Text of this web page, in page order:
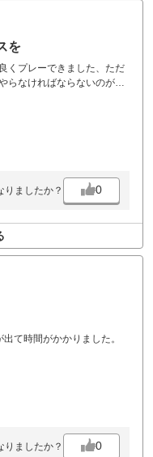
を
くプレーできました、ただ
らなければならないのが、
りましたか？ 0
て時間がかかりました。
りましたか？ 0